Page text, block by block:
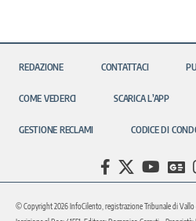
REDAZIONE CONTATTACI
COME VEDERCI SCARICA L’APP
GESTIONE RECLAMI CODICE DI
© Copyright 2026 InfoCilento, registrazione Tribunale di Vallo